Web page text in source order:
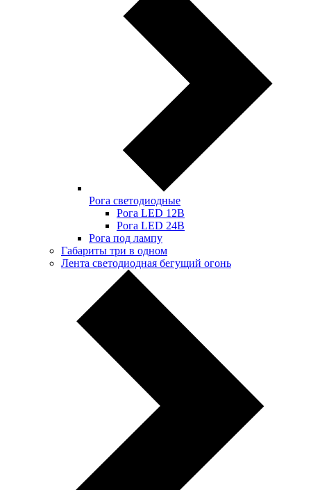
Рога светодиодные
Рога LED 12В
Рога LED 24В
Рога под лампу
Габариты три в одном
Лента светодиодная бегущий огонь